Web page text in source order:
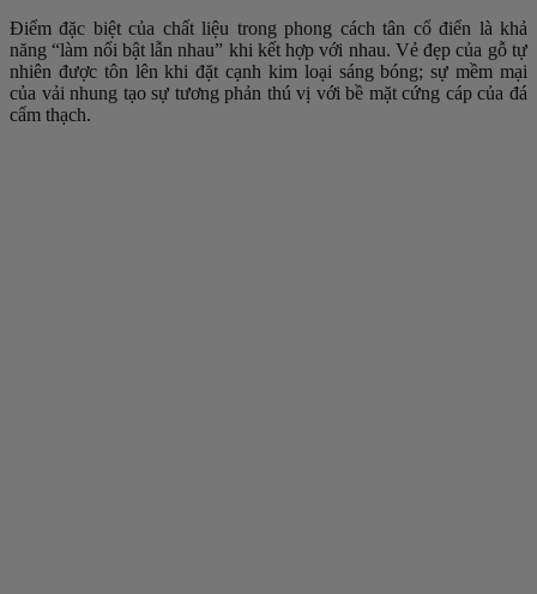
Điểm đặc biệt của chất liệu trong phong cách tân cổ điển là khả
năng “làm nổi bật lẫn nhau” khi kết hợp với nhau. Vẻ đẹp của gỗ tự
nhiên được tôn lên khi đặt cạnh kim loại sáng bóng; sự mềm mại
của vải nhung tạo sự tương phản thú vị với bề mặt cứng cáp của đá
cẩm thạch.